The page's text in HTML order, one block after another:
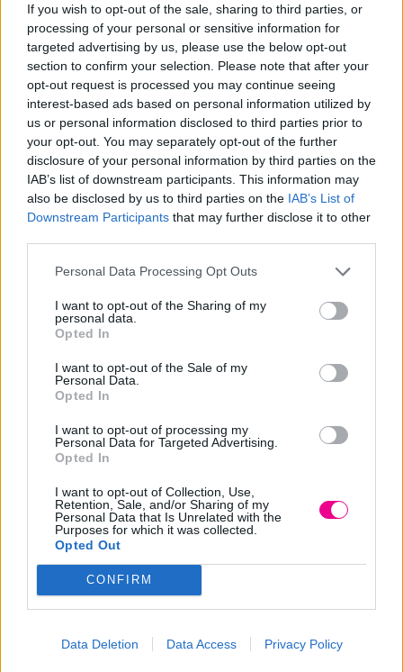
If you wish to opt-out of the sale, sharing to third parties, or
processing of your personal or sensitive information for
targeted advertising by us, please use the below opt-out
section to confirm your selection. Please note that after your
opt-out request is processed you may continue seeing
interest-based ads based on personal information utilized by
us or personal information disclosed to third parties prior to
your opt-out. You may separately opt-out of the further
disclosure of your personal information by third parties on the
IAB’s list of downstream participants. This information may
also be disclosed by us to third parties on the IAB’s List of
Downstream Participants that may further disclose it to other
Personal Data Processing Opt Outs
I want to opt-out of the Sharing of my
personal data.
Opted In
I want to opt-out of the Sale of my
Personal Data.
Opted In
I want to opt-out of processing my
Personal Data for Targeted Advertising.
Opted In
I want to opt-out of Collection, Use,
Retention, Sale, and/or Sharing of my
Personal Data that Is Unrelated with the
Purposes for which it was collected.
Opted Out
CONFIRM
Data Deletion Data Access Privacy Policy
τιτάνιο
7,00€ – 12,50€Price
range:
7,00 €
through
12,50 €
Επιλογή
7,00€ – 12,50 €Price
range:
7,00 €
through
12,50 €
Επιλογή
Κερί αποτρίχωσης βάζο
λιποδιαλυτό Λευκό
€ – 12,50€Price
7,00 €
through
Κερί αποτρίχωσης βάζο
7,00€
Price
range:
through